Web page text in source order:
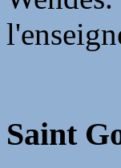
Saint